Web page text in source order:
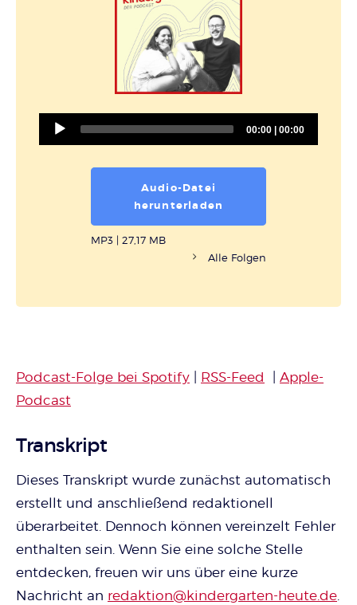
Audio
Player
00:00| 00:00
Audio-Datei
herunterladen
MP3 | 27,17 MB
Alle Folgen
Podcast-Folge bei Spotify | RSS-Feed | Apple-
Podcast
Transkript
Dieses Transkript wurde zunächst automatisch
erstellt und anschließend redaktionell
überarbeitet. Dennoch können vereinzelt Fehler
enthalten sein. Wenn Sie eine solche Stelle
entdecken, freuen wir uns über eine kurze
Nachricht an redaktion@kindergarten-heute.de